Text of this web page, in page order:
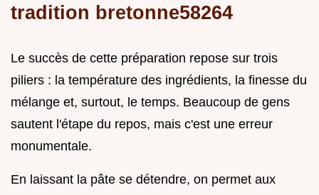
tradition bretonne58264
Le succès de cette préparation repose sur trois
piliers : la température des ingrédients, la finesse du
mélange et, surtout, le temps. Beaucoup de gens
sautent l'étape du repos, mais c'est une erreur
monumentale.
En laissant la pâte se détendre, on permet aux